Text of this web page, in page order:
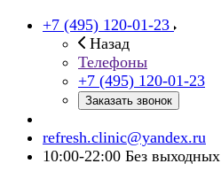
+7 (495) 120-01-23
Назад
Телефоны
+7 (495) 120-01-23
Заказать звонок
refresh.clinic@yandex.ru
10:00-22:00 Без выходных